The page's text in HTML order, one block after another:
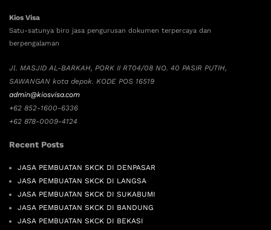
Kios Visa
Satu-satunya biro jasa pengurusan dokumen terpercaya dan
berpengalaman
Jl. MASJID AL-BARKAH, PORK II RT04/08 NO. 40 PASIR PUTIH,
SAWANGAN kota depok. KODE POS 16519
admin@kiosvisa.com
+62 852-1600-6336
+62 878-0009-4124
Recent Posts
JASA PEMBUATAN SKCK DI DENPASAR
JASA PEMBUATAN SKCK DI LANGSA
JASA PEMBUATAN SKCK DI SUKABUMI
JASA PEMBUATAN SKCK DI BANDUNG
JASA PEMBUATAN SKCK DI BEKASI